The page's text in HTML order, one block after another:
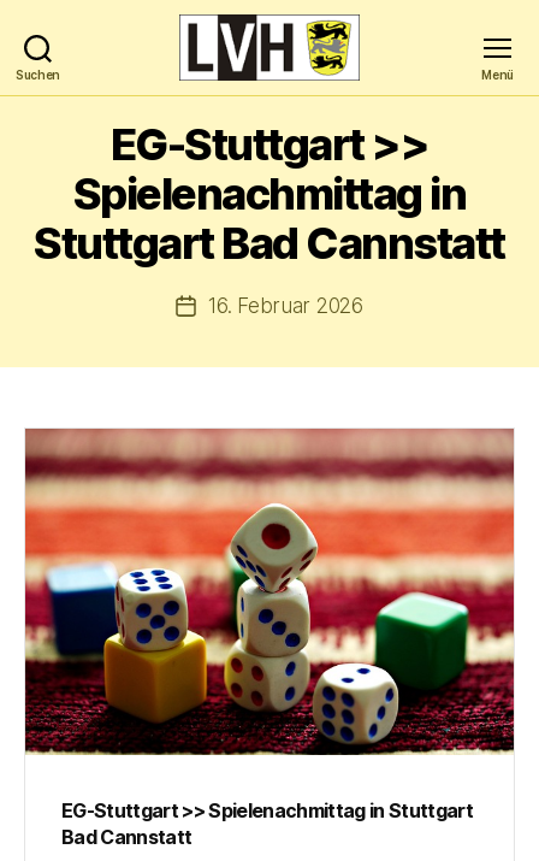
Suchen
Landesverband
Baden-
Württemberg
e.V.
Menü
EG-Stuttgart >>
Spielenachmittag in
Stuttgart Bad Cannstatt
Veröffentlichungsdatum
16. Februar 2026
EG-Stuttgart >> Spielenachmittag in Stuttgart
Bad Cannstatt